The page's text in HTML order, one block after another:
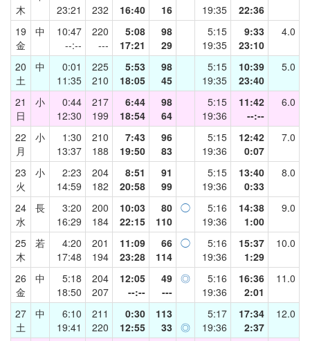
木
23:21
232
16:40
16
19:35
22:36
19
金
中
10:47
--:--
220
---
5:08
17:21
98
29
5:15
19:35
9:33
23:10
4.0
20
土
中
0:01
11:35
225
210
5:53
18:05
98
45
5:15
19:35
10:39
23:40
5.0
21
日
小
0:44
12:30
217
199
6:44
18:54
98
64
5:15
19:36
11:42
--:--
6.0
22
月
小
1:30
13:37
210
188
7:43
19:50
96
83
5:15
19:36
12:42
0:07
7.0
23
火
小
2:23
14:59
204
182
8:51
20:58
91
99
5:15
19:36
13:40
0:33
8.0
24
水
長
3:20
16:29
200
184
10:03
22:15
80
110
◯
5:16
19:36
14:38
1:00
9.0
25
木
若
4:20
17:48
201
194
11:09
23:28
66
114
◯
5:16
19:36
15:37
1:29
10.0
26
金
中
5:18
18:50
204
207
12:05
--:--
49
---
◎
5:16
19:36
16:36
2:01
11.0
27
土
中
6:10
19:41
211
220
0:30
12:55
113
33 ◎
5:17
19:36
17:34
2:37
12.0